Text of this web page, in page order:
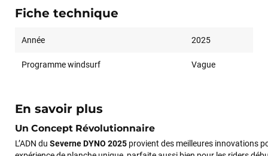
Fiche technique
Année 2025
Programme windsurf Vague
En savoir plus
Un Concept Révolutionnaire
L’ADN du Severne DYNO 2025 provient des meilleures innovations